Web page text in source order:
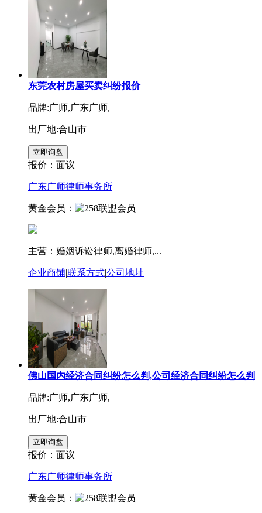
东莞农村房屋买卖纠纷报价
品牌:广师,广东广师,
出厂地:合山市
报价： 面议
广东广师律师事务所
黄金会员：
主营：婚姻诉讼律师,离婚律师,...
企业商铺|联系方式|公司地址
佛山国内经济合同纠纷怎么判,公司经济合同纠纷怎么判
品牌:广师,广东广师,
出厂地:合山市
报价： 面议
广东广师律师事务所
黄金会员：